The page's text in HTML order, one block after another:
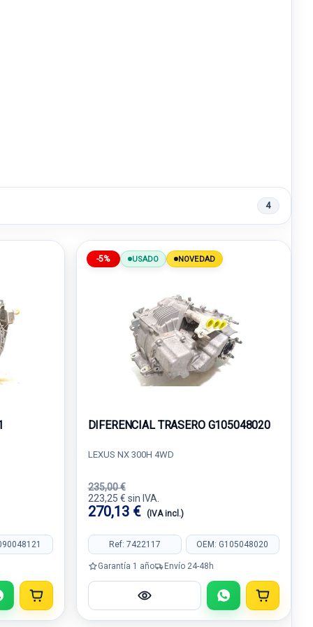
4
-5% USADO NOVEDAD
DIFERENCIAL TRASERO G105048020
LEXUS NX 300H 4WD
235,00 €
223,25 € sin IVA.
270,13 € (IVA incl.)
Ref: 7422117 OEM: G105048020
Garantía 1 año Envío 24-48h